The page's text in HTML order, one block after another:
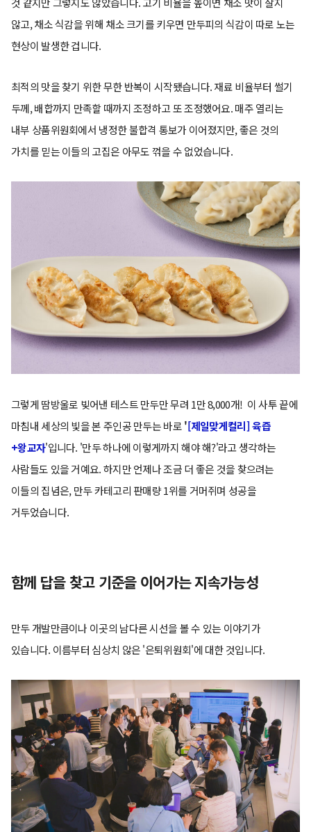
않고, 채소 식감을 위해 채소 크기를 키우면 만두피의 식감이 따로 노는
현상이 발생한 겁니다.
최적의 맛을 찾기 위한 무한 반복이 시작됐습니다. 재료 비율부터 썰기
두께, 배합까지 만족할 때까지 조정하고 또 조정했어요. 매주 열리는
내부 상품위원회에서 냉정한 불합격 통보가 이어졌지만, 좋은 것의
가치를 믿는 이들의 고집은 아무도 꺾을 수 없었습니다.
그렇게 땀방울로 빚어낸 테스트 만두만 무려 1만 8,000개! 이 사투 끝에
마침내 세상의 빛을 본 주인공 만두는 바로'[제일맞게컬리] 육즙
+왕교자'입니다. '만두 하나에 이렇게까지 해야 해?'라고 생각하는
사람들도 있을 거예요. 하지만 언제나 조금 더 좋은 것을 찾으려는
이들의 집념은, 만두 카테고리 판매량 1위를 거머쥐며 성공을
거두었습니다.
함께 답을 찾고 기준을 이어가는 지속가능성
만두 개발만큼이나 이곳의 남다른 시선을 볼 수 있는 이야기가
있습니다. 이름부터 심상치 않은 '은퇴위원회'에 대한 것입니다.